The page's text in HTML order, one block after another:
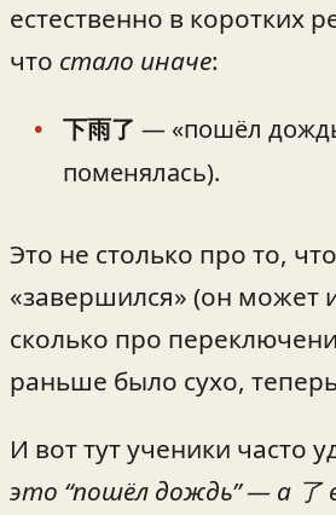
естественно в коротких
что стало иначе:
下雨了 — «пошёл
поменялась).
Это не столько про то,
«завершился» (он может
сколько про
раньше было сухо,
И вот тут ученики часто
это “пошёл дождь” — а 了